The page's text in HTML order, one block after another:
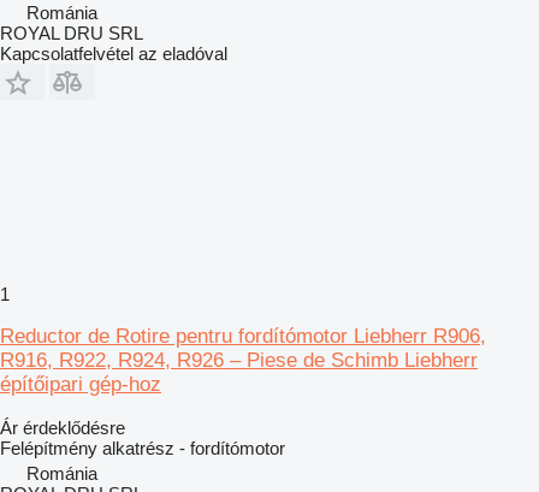
Románia
ROYAL DRU SRL
Kapcsolatfelvétel az eladóval
1
Reductor de Rotire pentru fordítómotor Liebherr R906,
R916, R922, R924, R926 – Piese de Schimb Liebherr
építőipari gép-hoz
Ár érdeklődésre
Felépítmény alkatrész - fordítómotor
Románia